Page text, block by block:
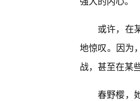
或许，在
地惊叹。因为
战，甚至在某
春野樱，